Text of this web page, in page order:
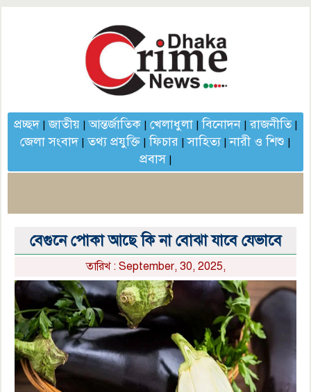
প্রচ্ছদ|জাতীয়|আন্তর্জাতিক| খেলাধুলা|বিনোদন|রাজনীতি|
জেলা সংবাদ|তথ্য প্রযুক্তি |ফিচার |সাহিত্য|নারী ও শিশু |
প্রবাস|
বেগুনে পোকা আছে কি না বোঝা যাবে যেভাবে
তারিখ : September, 30, 2025,